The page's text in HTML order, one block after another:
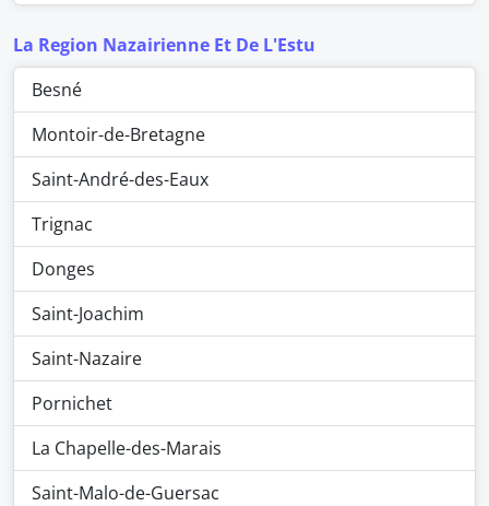
La Region Nazairienne Et De L'Estu
Besné
Montoir-de-Bretagne
Saint-André-des-Eaux
Trignac
Donges
Saint-Joachim
Saint-Nazaire
Pornichet
La Chapelle-des-Marais
Saint-Malo-de-Guersac